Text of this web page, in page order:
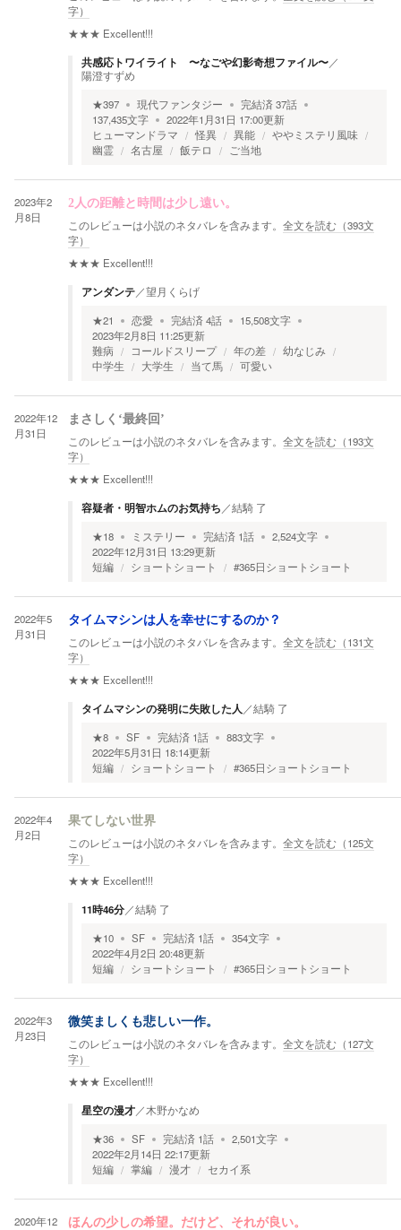
字）
★★★ Excellent!!!
共感応トワイライト 〜なごや幻影奇想ファイル〜／
陽澄すずめ
★397 現代ファンタジー 完結済37話
137,435文字 2022年1月31日 17:00更新
ヒューマンドラマ
怪異 異能
ややミステリ風味
幽霊
名古屋 飯テロ ご当地
2023年2
月8日
2人の距離と時間は少し遠い。
このレビューは小説のネタバレを含みます。 全文を読む（393文
字）
★★★ Excellent!!!
アンダンテ／望月くらげ
★21 恋愛 完結済4話 15,508文字
2023年2月8日 11:25更新
難病
コールドスリープ 年の差
幼なじみ
中学生
大学生 当て馬 可愛い
2022年12
月31日
まさしく‘最終回’
このレビューは小説のネタバレを含みます。 全文を読む（193文
字）
★★★ Excellent!!!
容疑者・明智ホムのお気持ち ／結騎 了
★18 ミステリー 完結済 1話 2,524文字
2022年12月31日 13:29更新
短編
ショートショート #365日ショートショート
2022年5
月31日
タイムマシンは人を幸せにするのか？
このレビューは小説のネタバレを含みます。 全文を読む（131文
字）
★★★ Excellent!!!
タイムマシンの発明に失敗した人 ／結騎 了
★8 SF 完結済 1話 883文字
2022年5月31日 18:14更新
短編
ショートショート #365日ショートショート
2022年4
月2日
果てしない世界
このレビューは小説のネタバレを含みます。 全文を読む（125文
字）
★★★ Excellent!!!
11時46分／結騎 了
★10 SF 完結済 1話 354文字
2022年4月2日 20:48更新
短編
ショートショート #365日ショートショート
2022年3
月23日
微笑ましくも悲しい一作。
このレビューは小説のネタバレを含みます。 全文を読む（127文
字）
★★★ Excellent!!!
星空の漫才／木野かなめ
★36 SF 完結済 1話 2,501文字
2022年2月14日 22:17更新
短編
掌編 漫才 セカイ系
2020年12
ほんの少しの希望。だけど、それが良い。